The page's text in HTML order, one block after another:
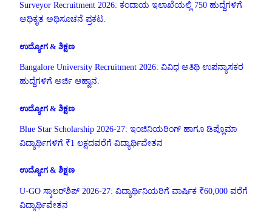
Surveyor Recruitment 2026: ಕಂದಾಯ ಇಲಾಖೆಯಲ್ಲಿ 750 ಹುದ್ದೆಗಳಿಗೆ
ಅಧಿಕೃತ ಅಧಿಸೂಚನೆ ಪ್ರಕಟ.
ಉದ್ಯೋಗ & ಶಿಕ್ಷಣ
Bangalore University Recruitment 2026: ವಿವಿಧ ಅತಿಥಿ ಉಪನ್ಯಾಸಕರ
ಹುದ್ದೆಗಳಿಗೆ ಅರ್ಜಿ ಆಹ್ವಾನ.
ಉದ್ಯೋಗ & ಶಿಕ್ಷಣ
Blue Star Scholarship 2026-27: ಇಂಜಿನಿಯರಿಂಗ್ ಹಾಗೂ ಡಿಪ್ಲೊಮಾ
ವಿದ್ಯಾರ್ಥಿಗಳಿಗೆ ₹1 ಲಕ್ಷದವರೆಗೆ ವಿದ್ಯಾರ್ಥಿವೇತನ
ಉದ್ಯೋಗ & ಶಿಕ್ಷಣ
U-GO ಸ್ಕಾಲರ್‌ಶಿಪ್ 2026-27: ವಿದ್ಯಾರ್ಥಿನಿಯರಿಗೆ ವಾರ್ಷಿಕ ₹60,000 ವರೆಗೆ
ವಿದ್ಯಾರ್ಥಿವೇತನ